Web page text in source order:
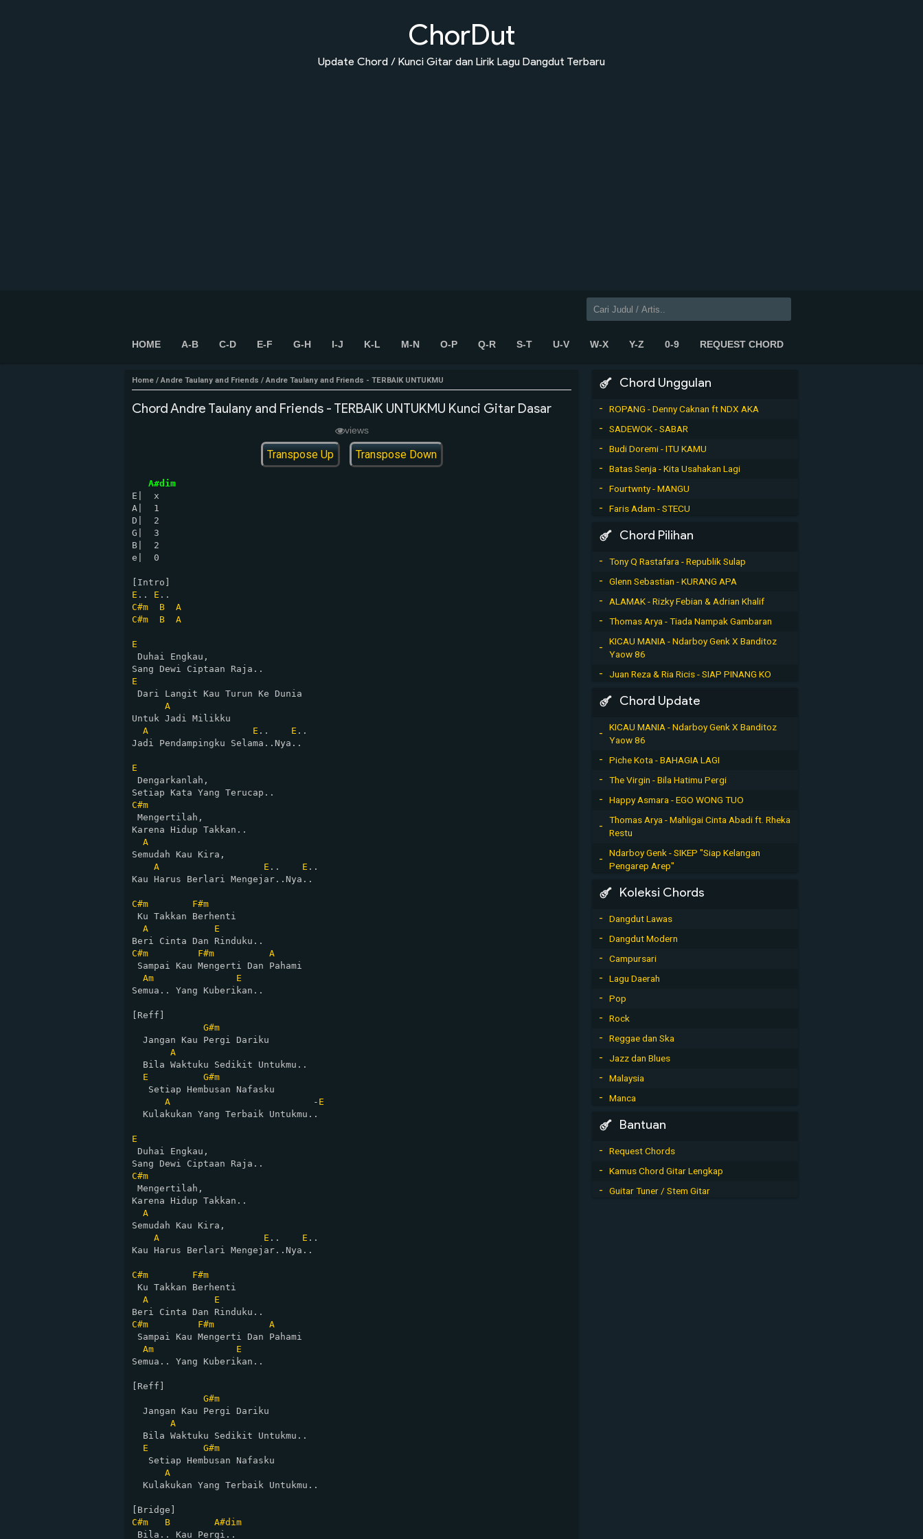
ChorDut
Update Chord / Kunci Gitar dan Lirik Lagu Dangdut Terbaru
HOME A-B C-D E-F G-H I-J K-L M-N O-P Q-R S-T U-V W-X Y-Z 0-9 REQUEST CHORD
Home / Andre Taulany and Friends / Andre Taulany and Friends - TERBAIK UNTUKMU
Chord Andre Taulany and Friends - TERBAIK UNTUKMU Kunci Gitar Dasar
views
Transpose Up Transpose Down
A#dim
E|  x
A|  1
D|  2
G|  3
B|  2
e|  0
E .. E
C#m
B
A
C#m
B A
E
Duhai Engkau,
E
Dari Langit Kau Turun Ke Dunia
A
Untuk Jadi Milikku
A
E .. E ..
Jadi Pendampingku Selama..Nya..
E
Dengarkanlah,
C#m
Mengertilah,
Karena Hidup Takkan..
A
Semudah Kau Kira,
A
E .. E ..
Kau Harus Berlari Mengejar..Nya..
C#m
F#m
Ku Takkan Berhenti
A
E
C#m
F#m
A
Sampai Kau Mengerti Dan Pahami
Am
E
Semua.. Yang Kuberikan..
[Reff]
G#m
  Jangan Kau Pergi Dariku
A
  Bila Waktuku Sedikit Untukmu..
E
G#m
   Setiap Hembusan Nafasku
A
                          -
E
  Kulakukan Yang Terbaik Untukmu..
E
Duhai Engkau,
C#m
Mengertilah,
Karena Hidup Takkan..
A
Semudah Kau Kira,
A
E .. E ..
Kau Harus Berlari Mengejar..Nya..
C#m
F#m
Ku Takkan Berhenti
A
E
C#m
F#m
A
Sampai Kau Mengerti Dan Pahami
Am
E
Semua.. Yang Kuberikan..
[Reff]
G#m
  Jangan Kau Pergi Dariku
A
  Bila Waktuku Sedikit Untukmu..
E
G#m
   Setiap Hembusan Nafasku
A
  Kulakukan Yang Terbaik Untukmu..
C#m
B
A#dim
Bila.. Kau Pergi..
Chord Unggulan
ROPANG - Denny Caknan ft NDX AKA
SADEWOK - SABAR
Budi Doremi - ITU KAMU
Batas Senja - Kita Usahakan Lagi
Fourtwnty - MANGU
Faris Adam - STECU
Chord Pilihan
Tony Q Rastafara - Republik Sulap
Glenn Sebastian - KURANG APA
ALAMAK - Rizky Febian & Adrian Khalif
Thomas Arya - Tiada Nampak Gambaran
KICAU MANIA - Ndarboy Genk X Banditoz
Yaow 86
Juan Reza & Ria Ricis - SIAP PINANG KO
Chord Update
KICAU MANIA - Ndarboy Genk X Banditoz
Yaow 86
Piche Kota - BAHAGIA LAGI
The Virgin - Bila Hatimu Pergi
Happy Asmara - EGO WONG TUO
Thomas Arya - Mahligai Cinta Abadi ft. Rheka
Restu
Ndarboy Genk - SIKEP "Siap Kelangan
Pengarep Arep"
Koleksi Chords
Dangdut Lawas
Dangdut Modern
Campursari
Lagu Daerah
Pop
Rock
Reggae dan Ska
Jazz dan Blues
Malaysia
Manca
Bantuan
Request Chords
Kamus Chord Gitar Lengkap
Guitar Tuner / Stem Gitar